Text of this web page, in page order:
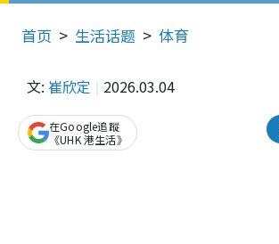
首页 生活话题 体育
文: 崔欣定 2026.03.04
在Google追蹤
《UHK 港生活》